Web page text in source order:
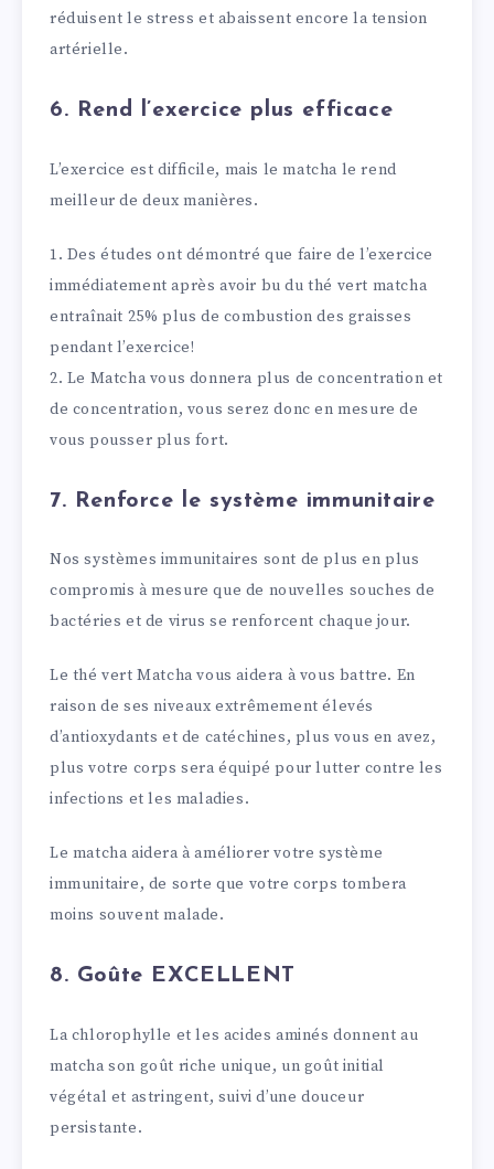
réduisent le stress et abaissent encore la tension
artérielle.
6. Rend l’exercice plus efficace
L’exercice est difficile, mais le matcha le rend
meilleur de deux manières.
1. Des études ont démontré que faire de l’exercice
immédiatement après avoir bu du thé vert matcha
entraînait 25% plus de combustion des graisses
pendant l’exercice!
2. Le Matcha vous donnera plus de concentration et
de concentration, vous serez donc en mesure de
vous pousser plus fort.
7. Renforce le système immunitaire
Nos systèmes immunitaires sont de plus en plus
compromis à mesure que de nouvelles souches de
bactéries et de virus se renforcent chaque jour.
Le thé vert Matcha vous aidera à vous battre. En
raison de ses niveaux extrêmement élevés
d’antioxydants et de catéchines, plus vous en avez,
plus votre corps sera équipé pour lutter contre les
infections et les maladies.
Le matcha aidera à améliorer votre système
immunitaire, de sorte que votre corps tombera
moins souvent malade.
8. Goûte EXCELLENT
La chlorophylle et les acides aminés donnent au
matcha son goût riche unique, un goût initial
végétal et astringent, suivi d’une douceur
persistante.